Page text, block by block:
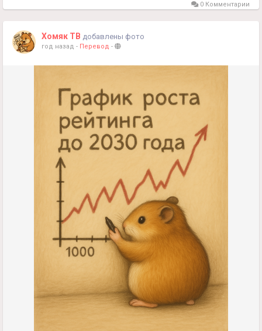
0 Комментарии
Хомяк ТВ добавлены фото
год назад - Перевод -